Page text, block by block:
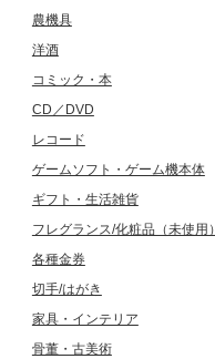
農機具
洋酒
コミック・本
CD／DVD
レコード
ゲームソフト・ゲーム機本体
ギフト・生活雑貨
フレグランス/化粧品（未使用）
各種金券
切手/はがき
家具・インテリア
骨董・古美術